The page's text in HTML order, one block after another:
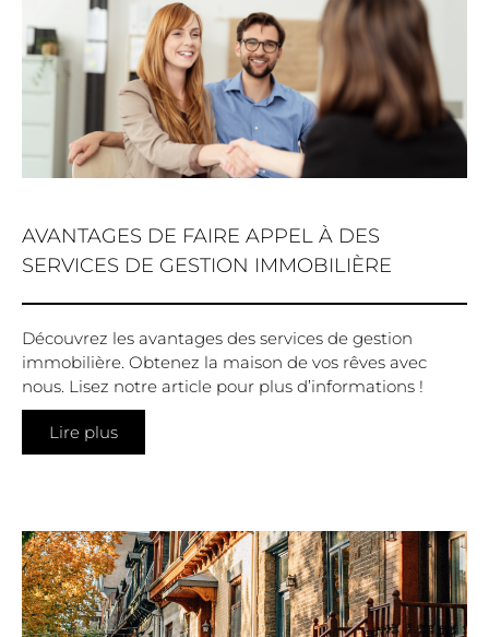
AVANTAGES DE FAIRE APPEL À DES
SERVICES DE GESTION IMMOBILIÈRE
Découvrez les avantages des services de gestion
immobilière. Obtenez la maison de vos rêves avec
nous. Lisez notre article pour plus d’informations !
Lire plus